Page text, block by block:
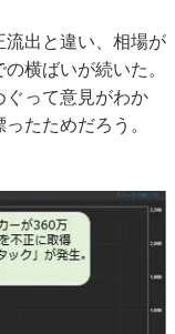
出と違い、相場が
横ばいが続いた。
ぐって意見がわか
たためだろう。